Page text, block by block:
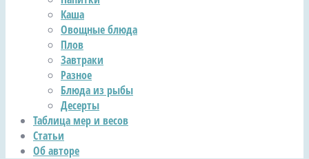
Каша
Овощные блюда
Плов
Завтраки
Разное
Блюда из рыбы
Десерты
Таблица мер и весов
Статьи
Об авторе